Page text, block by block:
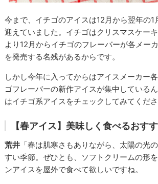
今まで、イチゴのアイスは12月から翌年の1
迎えていました。イチゴはクリスマスケー
より12月からイチゴのフレーバーが各メー
を発売する名残があるからです。
しかし今年に入ってからはアイスメーカー
ゴフレーバーの新作アイスが集中している
はイチゴ系アイスをチェックしてみてくださ
【春アイス】美味しく食べるおす
荒井 「春は肌寒さもありながら、太陽の光
すい季節。ぜひとも、ソフトクリームの形
ンアイスを屋外で食べて欲しいですね。